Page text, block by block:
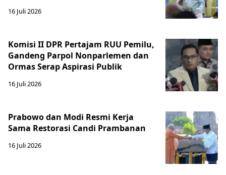
16 Juli 2026
Komisi II DPR Pertajam RUU Pemilu,
Gandeng Parpol Nonparlemen dan
Ormas Serap Aspirasi Publik
16 Juli 2026
Prabowo dan Modi Resmi Kerja
Sama Restorasi Candi Prambanan
16 Juli 2026